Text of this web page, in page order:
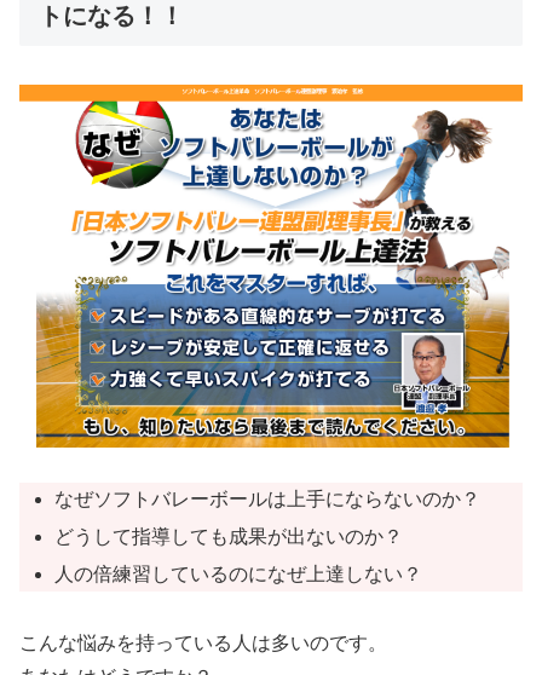
トになる！！
なぜソフトバレーボールは上手にならないのか？
どうして指導しても成果が出ないのか？
人の倍練習しているのになぜ上達しない？
こんな悩みを持っている人は多いのです。